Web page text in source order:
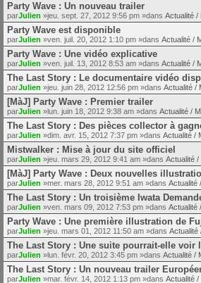
Party Wave : Un nouveau trailer
parJulien »jeu. sept. 27, 2012 9:56 pm »dans Actualité /
Party Wave est disponible
parJulien »ven. juil. 20, 2012 1:10 pm »dans Actualité /
Party Wave : Une vidéo explicative
parJulien »ven. juil. 13, 2012 8:53 am »dans Actualité /
The Last Story : Le documentaire vidéo
parJulien »jeu. juin 28, 2012 12:56 pm »dans Actualité /
[MàJ] Party Wave : Premier trailer
parJulien »lun. juin 18, 2012 9:38 am »dans Actualité /
The Last Story : Des pièces collector à
parJulien »dim. avr. 15, 2012 7:37 pm »dans Actualité /
Mistwalker : Mise à jour du site officiel
parJulien »jeu. mars 29, 2012 9:41 am »dans Actualité
[MàJ] Party Wave : Deux nouvelles
parJulien »mer. mars 28, 2012 9:51 am »dans Actualité
The Last Story : Un troisième Iwata
parJulien »ven. mars 09, 2012 7:53 pm »dans Actualité
Party Wave : Une première illustration de
parJulien »jeu. mars 01, 2012 11:50 am »dans Actualité
The Last Story : Une suite pourrait-elle voir
parJulien »lun. févr. 20, 2012 3:45 pm »dans Actualité /
The Last Story : Un nouveau trailer
parJulien »mar. févr. 14, 2012 1:13 pm »dans Actualité